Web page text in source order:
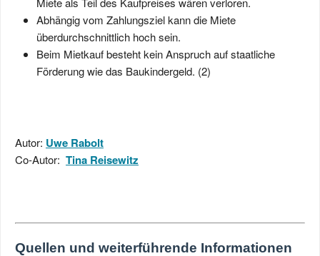
Abhängig vom Zahlungsziel kann die Miete
überdurchschnittlich hoch sein.
Beim Mietkauf besteht kein Anspruch auf staatliche
Förderung wie das Baukindergeld. (2)
Autor: Uwe Rabolt
Co-Autor: Tina Reisewitz
Quellen und weiterführende Informationen